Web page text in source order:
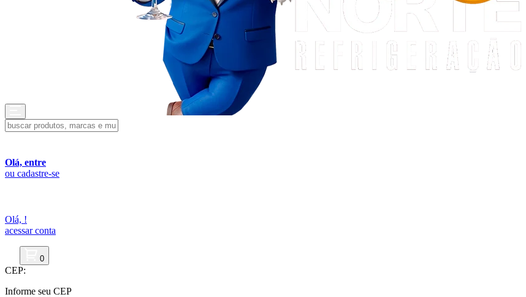
Olá, entre
ou cadastre-se
Olá, !
acessar conta
0
CEP:
Informe seu CEP